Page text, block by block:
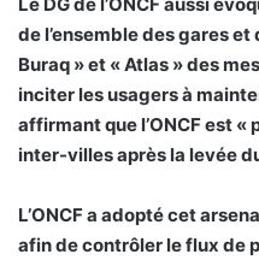
Le DG de l’ONCF aussi
de l’ensemble des gares
Buraq » et « Atlas » des
inciter les usagers à
affirmant que l’ONCF est «
inter-villes après la levée
L’ONCF a adopté cet
afin de contrôler le flux de